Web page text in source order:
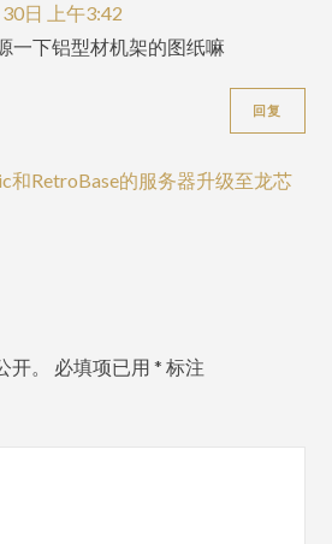
日 上午3:42
一下铝型材机架的图纸嘛
回复
和RetroBase的服务器升级至龙芯
。 必填项已用* 标注